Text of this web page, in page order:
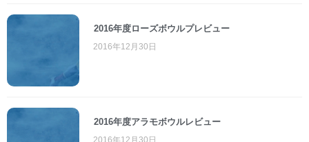
2016年度ローズボウルプレビュー
2016年12月30日
2016年度アラモボウルレビュー
2016年12月30日